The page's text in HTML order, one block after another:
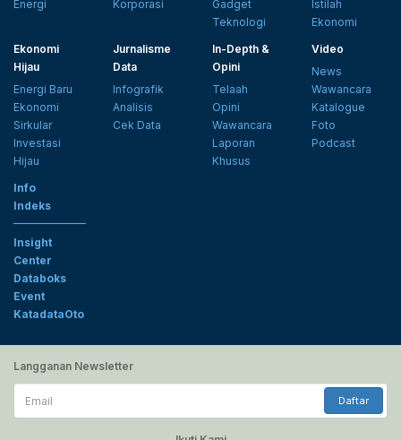
Energi
Korporasi
Gadget
Teknologi
Istilah
Ekonomi
Ekonomi
Hijau
Energi Baru
Ekonomi
Sirkular
Investasi
Hijau
Jurnalisme
Data
Infografik
Analisis
Cek Data
In-Depth &
Opini
Telaah
Opini
Wawancara
Laporan
Khusus
Video
News
Wawancara
Katalogue
Foto
Podcast
Info
Indeks
Insight
Center
Databoks
Event
KatadataOto
Langganan Newsletter
Email
Daftar